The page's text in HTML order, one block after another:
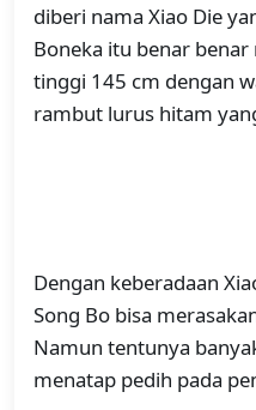
diberi nama Xiao Die
Boneka itu benar
tinggi 145 cm dengan
rambut lurus hitam
Dengan keberadaan
Song Bo bisa
Namun tentunya
menatap pedih pada